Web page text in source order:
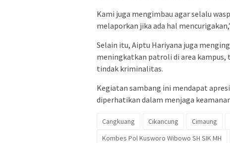
Kami juga mengimbau agar selalu
melaporkan jika ada hal
Selain itu, Aiptu Hariyana juga
meningkatkan patroli di area kampus,
tindak kriminalitas.
Kegiatan sambang ini mendapat
diperhatikan dalam menjaga
Cangkuang Cikancung Cimaung
Kombes Pol Kusworo Wibowo SH SIK MH